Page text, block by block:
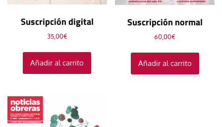
Suscripción digital
35,00€
Añadir al carrito
Suscripción normal
60,00€
Añadir al carrito